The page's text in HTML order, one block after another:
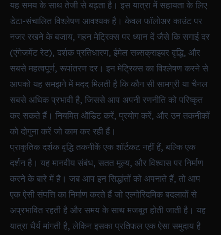
यह समय के साथ तेजी से बढ़ता है। इस यात्रा में सहायता के लिए
डेटा-संचालित विश्लेषण आवश्यक है। केवल फॉलोअर काउंट पर
नजर रखने के बजाय, गहन मेट्रिक्स पर ध्यान दें जैसे कि सगाई दर
(एंगेजमेंट रेट), दर्शक प्रतिधारण, ईमेल सब्सक्राइबर वृद्धि, और
सबसे महत्वपूर्ण, रूपांतरण दर। इन मेट्रिक्स का विश्लेषण करने से
आपको यह समझने में मदद मिलती है कि कौन सी सामग्री या चैनल
सबसे अधिक प्रभावी है, जिससे आप अपनी रणनीति को परिष्कृत
कर सकते हैं। नियमित ऑडिट करें, प्रयोग करें, और उन तकनीकों
को दोगुना करें जो काम कर रही हैं।
प्राकृतिक दर्शक वृद्धि तकनीकें एक शॉर्टकट नहीं हैं, बल्कि एक
दर्शन है। यह मानवीय संबंध, सतत मूल्य, और विश्वास पर निर्माण
करने के बारे में है। जब आप इन सिद्धांतों को अपनाते हैं, तो आप
एक ऐसी संपत्ति का निर्माण करते हैं जो एल्गोरिदमिक बदलावों से
अप्रभावित रहती है और समय के साथ मजबूत होती जाती है। यह
यात्रा धैर्य मांगती है, लेकिन इसका प्रतिफल एक ऐसा समुदाय है